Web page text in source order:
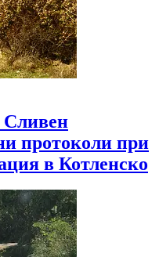
Сливен
протоколи при
в Котленско